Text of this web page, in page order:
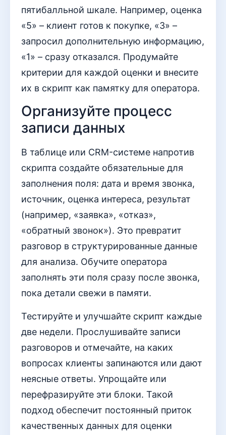
пятибалльной шкале. Например, оценка
«5» – клиент готов к покупке, «3» –
запросил дополнительную информацию,
«1» – сразу отказался. Продумайте
критерии для каждой оценки и внесите
их в скрипт как памятку для оператора.
Организуйте процесс
записи данных
В таблице или CRM-системе напротив
скрипта создайте обязательные для
заполнения поля: дата и время звонка,
источник, оценка интереса, результат
(например, «заявка», «отказ»,
«обратный звонок»). Это превратит
разговор в структурированные данные
для анализа. Обучите оператора
заполнять эти поля сразу после звонка,
пока детали свежи в памяти.
Тестируйте и улучшайте скрипт каждые
две недели. Прослушивайте записи
разговоров и отмечайте, на каких
вопросах клиенты запинаются или дают
неясные ответы. Упрощайте или
перефразируйте эти блоки. Такой
подход обеспечит постоянный приток
качественных данных для оценки